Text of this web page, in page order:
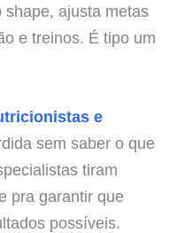
shape, ajusta metas
e treinos. É tipo um
e
sem saber o que
tiram
pra garantir que
possíveis.